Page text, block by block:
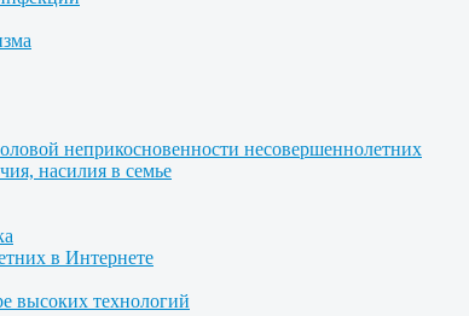
неприкосновенности несовершеннолетних
насилия в семье
в Интернете
высоких технологий